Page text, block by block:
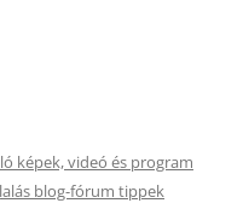
képek, videó és program
blog-fórum tippek